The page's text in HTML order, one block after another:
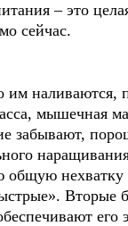
– это
сейчас.
им наливаются,
мышечная
забывают,
общую
Вторые
его